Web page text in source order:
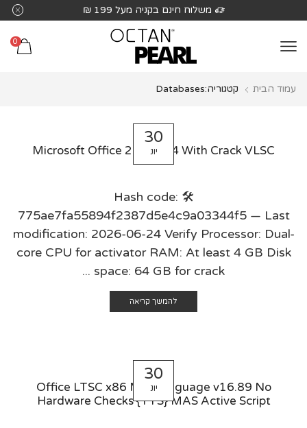
לֵב:
בְּאֲתָר
מַעֲרֶכֶת
הַמְּסַיַּעַת
משלוח חינם בקניה מעל 199 ₪
0
עמוד הבית קטגוריה:Databases
30
יונ
Microsoft Office 2026 x64 With Crack VLSC
🛠 Hash code:
775ae7fa55894f2387d5e4c9a03344f5 — Last
modification: 2026-06-24 Verify Processor: Dual-
core CPU for activator RAM: At least 4 GB Disk
space: 64 GB for crack ...
להמשך קריאה
30
יונ
Office LTSC x86 Multilanguage v16.89 No
Hardware Checks {YTS} MAS Active Script